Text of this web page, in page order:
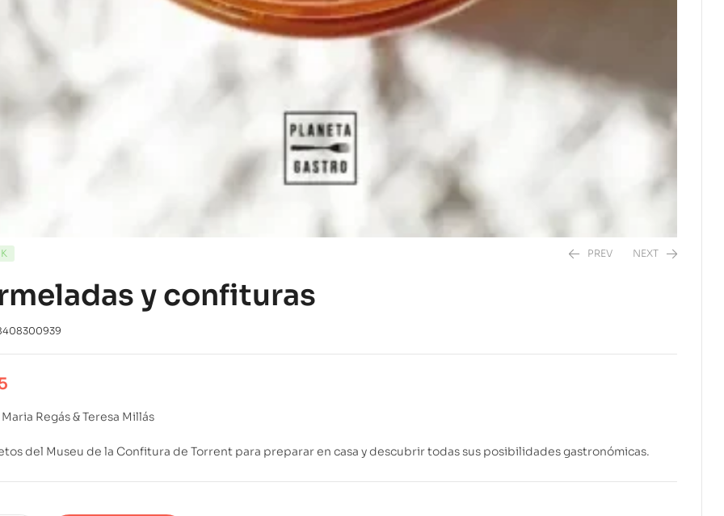
PREV NEXT
y confituras
Regás & Teresa Millás
del Museu de la Confitura de Torrent para preparar en casa y descubrir todas sus posibilidades gastronómicas.